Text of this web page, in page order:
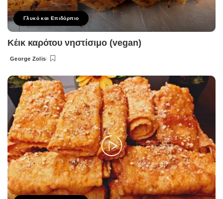
Γλυκό και Επιδόρπιο
Κέικ καρότου νηστίσιμο (vegan)
Posted
George Zolis